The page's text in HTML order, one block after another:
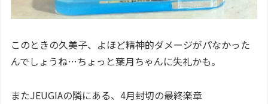
このときの久美子、よほど精神的ダメージがパなかった
んでしょうね…ちょっと葉月ちゃんに失礼かも。
またJEUGIAの隣にある、4月封切の最終楽章